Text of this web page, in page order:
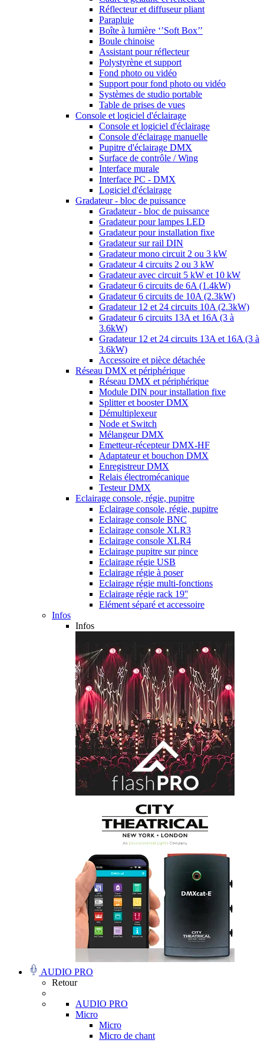
Réflecteur et diffuseur pliant
Parapluie
Boîte à lumière ‘’Soft Box’’
Boule chinoise
Assistant pour réflecteur
Polystyrène et support
Fond photo ou vidéo
Support pour fond photo ou vidéo
Systèmes de studio portable
Table de prises de vues
Console et logiciel d'éclairage
Console et logiciel d'éclairage
Console d'éclairage manuelle
Pupitre d'éclairage DMX
Surface de contrôle / Wing
Interface murale
Interface PC - DMX
Logiciel d'éclairage
Gradateur - bloc de puissance
Gradateur - bloc de puissance
Gradateur pour lampes LED
Gradateur pour installation fixe
Gradateur sur rail DIN
Gradateur mono circuit 2 ou 3 kW
Gradateur 4 circuits 2 ou 3 kW
Gradateur avec circuit 5 kW et 10 kW
Gradateur 6 circuits de 6A (1.4kW)
Gradateur 6 circuits de 10A (2.3kW)
Gradateur 12 et 24 circuits 10A (2.3kW)
Gradateur 6 circuits 13A et 16A (3 à
3.6kW)
Gradateur 12 et 24 circuits 13A et 16A (3 à
3.6kW)
Accessoire et pièce détachée
Réseau DMX et périphérique
Réseau DMX et périphérique
Module DIN pour installation fixe
Splitter et booster DMX
Démultiplexeur
Node et Switch
Mélangeur DMX
Emetteur-récepteur DMX-HF
Adaptateur et bouchon DMX
Enregistreur DMX
Relais électromécanique
Testeur DMX
Eclairage console, régie, pupitre
Eclairage console, régie, pupitre
Eclairage console BNC
Eclairage console XLR3
Eclairage console XLR4
Eclairage pupitre sur pince
Eclairage régie USB
Eclairage régie à poser
Eclairage régie multi-fonctions
Eclairage régie rack 19''
Elément séparé et accessoire
Infos
Infos
AUDIO PRO
Retour
AUDIO PRO
Micro
Micro
Micro de chant